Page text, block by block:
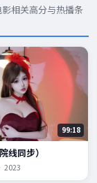
相关高分与热播条
99:18
线同步）
2023